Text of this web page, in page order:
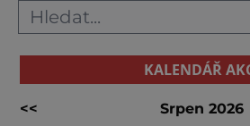
KALENDÁŘ
<< Srpen 2026